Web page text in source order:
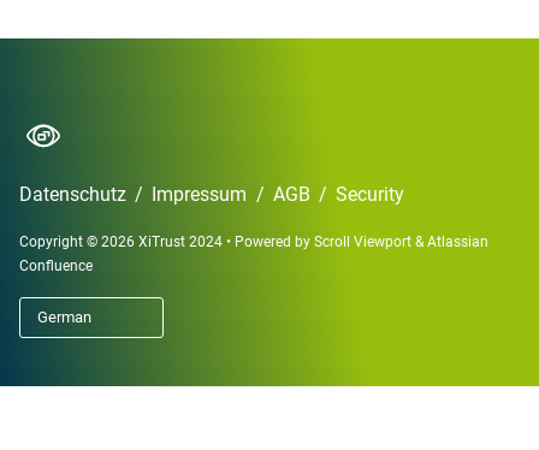
Datenschutz / Impressum / AGB / Security
Copyright © 2026 XiTrust 2024 • Powered by Scroll Viewport &Atlassian
Confluence
German